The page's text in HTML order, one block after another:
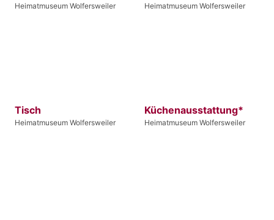
Heimatmuseum Wolfersweiler Heimatmuseum Wolfersweiler
Tisch
Heimatmuseum Wolfersweiler
Küchenausstattung*
Heimatmuseum Wolfersweiler